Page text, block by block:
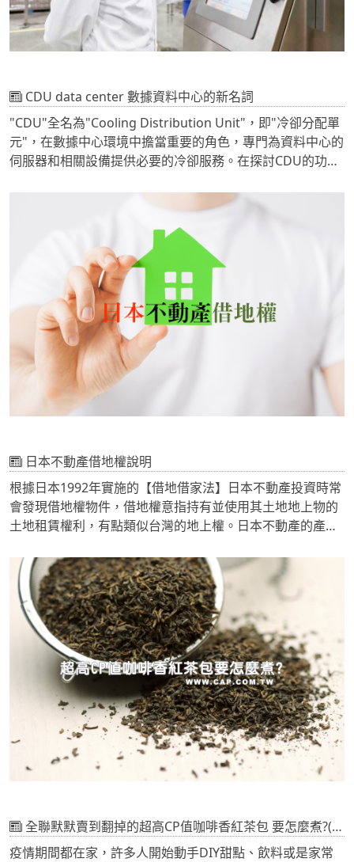
CDU data center 數據資料中心的新名詞
"CDU"全名為"Cooling Distribution Unit"，即"冷卻分配單
元"，在數據中心環境中擔當重要的角色，專門為資料中心的
伺服器和相關設備提供必要的冷卻服務。在探討CDU的功能
日本不動產借地權說明
根據日本1992年實施的【借地借家法】日本不動產投資時常
會發現借地權物件，借地權意指持有並使用其土地地上物的
土地租賃權利，有點類似台灣的地上權。日本不動產的產權
稀少，但是在日本東京都市中心內，借地權的物件是非常多
的。
全聯默默賣到翻掉的超高CP值咖啡香紅茶包 要怎麼煮?(內有圖文說明)
疫情期間都在家，許多人開始動手DIY甜點、飲料或是家常